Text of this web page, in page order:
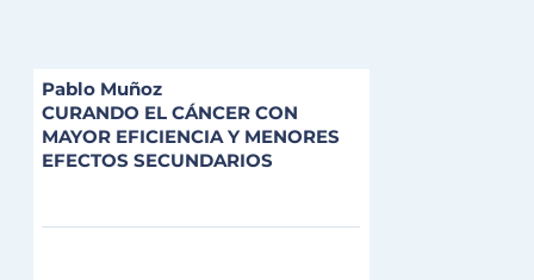
Pablo Muñoz
CURANDO EL CÁNCER CON
MAYOR EFICIENCIA Y MENORES
EFECTOS SECUNDARIOS